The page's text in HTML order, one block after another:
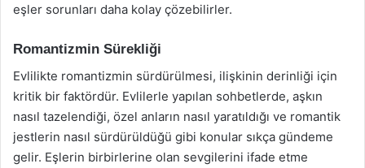
eşler sorunları daha kolay çözebilirler.
Romantizmin Sürekliği
Evlilikte romantizmin sürdürülmesi, ilişkinin derinliği için
kritik bir faktördür. Evlilerle yapılan sohbetlerde, aşkın
nasıl tazelendiği, özel anların nasıl yaratıldığı ve romantik
jestlerin nasıl sürdürüldüğü gibi konular sıkça gündeme
gelir. Eşlerin birbirlerine olan sevgilerini ifade etme